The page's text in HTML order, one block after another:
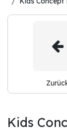
Kids